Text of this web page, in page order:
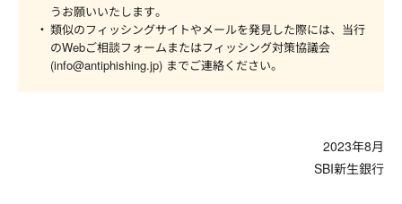
うお願いいたします。
類似のフィッシングサイトやメールを発見した際には、当行
のWebご相談フォームまたはフィッシング対策協議会
(info@antiphishing.jp) までご連絡ください。
2023年8月
SBI新生銀行